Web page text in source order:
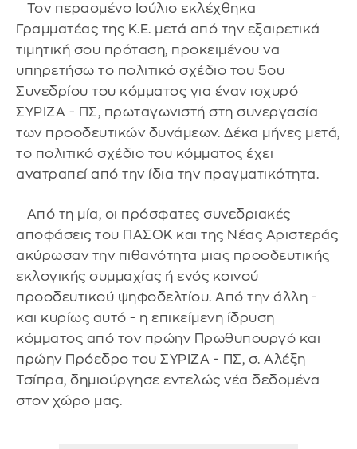
Τον περασμένο Ιούλιο εκλέχθηκα
Γραμματέας της Κ.Ε. μετά από την εξαιρετικά
τιμητική σου πρόταση, προκειμένου να
υπηρετήσω το πολιτικό σχέδιο του 5ου
Συνεδρίου του κόμματος για έναν ισχυρό
ΣΥΡΙΖΑ - ΠΣ, πρωταγωνιστή στη συνεργασία
των προοδευτικών δυνάμεων. Δέκα μήνες μετά,
το πολιτικό σχέδιο του κόμματος έχει
ανατραπεί από την ίδια την πραγματικότητα.
Από τη μία, οι πρόσφατες συνεδριακές
αποφάσεις του ΠΑΣΟΚ και της Νέας Αριστεράς
ακύρωσαν την πιθανότητα μιας προοδευτικής
εκλογικής συμμαχίας ή ενός κοινού
προοδευτικού ψηφοδελτίου. Από την άλλη -
και κυρίως αυτό - η επικείμενη ίδρυση
κόμματος από τον πρώην Πρωθυπουργό και
πρώην Πρόεδρο του ΣΥΡΙΖΑ - ΠΣ, σ. Αλέξη
Τσίπρα, δημιούργησε εντελώς νέα δεδομένα
στον χώρο μας.